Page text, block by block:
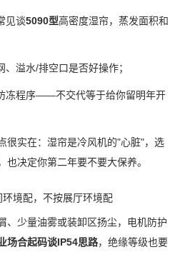
见谈5090型高密度湿帘，蒸发面积和
溢水/排空口是否好操作；
冻程序——不交代等于给你留明年开
很实在：湿帘是冷风机的"心脏"，选
决定你第二年要不要大保养。
境配，不按展厅环境配
、少量油雾或装卸区扬尘，电机防护
场合起码谈IP54思路，绝缘等级也要